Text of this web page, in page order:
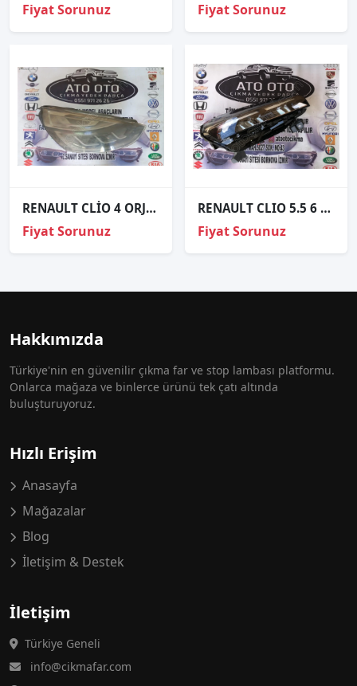
Fiyat Sorunuz Fiyat Sorunuz
RENAULT CLİO 4 ORJİNAL ÇIKMA SOL FAR
Fiyat Sorunuz
RENAULT CLIO 5.5 6 ORJİNAL ÇIKMA SAĞ FAR
Fiyat Sorunuz
Hakkımızda
Türkiye'nin en güvenilir çıkma far ve stop lambası platformu.
Onlarca mağaza ve binlerce ürünü tek çatı altında
buluşturuyoruz.
Hızlı Erişim
Anasayfa
Mağazalar
Blog
İletişim & Destek
İletişim
Türkiye Geneli
info@cikmafar.com